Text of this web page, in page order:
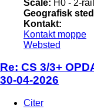
Scale: H0 - 2-rail
Geografisk
Kontakt:
Kontakt moppe
Websted
Re: CS 3/3+
30-04-2026
Citer